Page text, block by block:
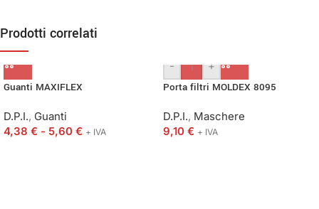
Prodotti correlati
Guanti MAXIFLEX
D.P.I., Guanti
4,38 € - 5,60 € + IVA
-
+
Porta filtri MOLDEX 8095
D.P.I., Maschere
9,10 € + IVA